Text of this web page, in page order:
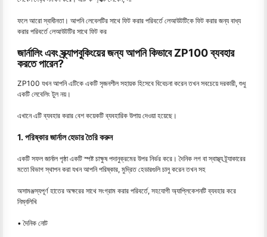
ফলে আরো স্বাধীনতা। আপনি লেবেলটির সাথে ফিট করার পরিবর্তে লেআউটটিকে ফিট করার জন্য বাধ্য
করার পরিবর্তে লেআউটটির সাথে ফিট কর
জার্নালিং এবং স্ক্র্যাপবুকিংয়ের জন্য আপনি কিভাবে ZP100 ব্যবহার
করতে পারেন?
ZP100 যখন আপনি এটিকে একটি সৃজনশীল সহায়ক হিসেবে বিবেচনা করেন তখন সবচেয়ে দরকারী, শুধু
একটি লেবেলিং টুল নয়।
এখানে এটি ব্যবহার করার বেশ কয়েকটি ব্যবহারিক উপায় দেওয়া হয়েছে।
1. পরিষ্কার জার্নাল হেডার তৈরি করুন
একটি সফল জার্নাল পৃষ্ঠা একটি স্পষ্ট চাক্ষুষ পদানুক্রমের উপর নির্ভর করে। দৈনিক লগ বা স্বাস্থ্য ট্র্যাকারের
মতো বিভাগ স্থাপন করা যখন আপনি পরিষ্কার, মুদ্রিত হেডারগুলি চালু করেন তখন সহ
অসামঞ্জস্যপূর্ণ হাতের অক্ষরের সাথে সংগ্রাম করার পরিবর্তে, সহযোগী অ্যাপ্লিকেশনটি ব্যবহার করে
নিম্নলিখি
• দৈনিক নোট